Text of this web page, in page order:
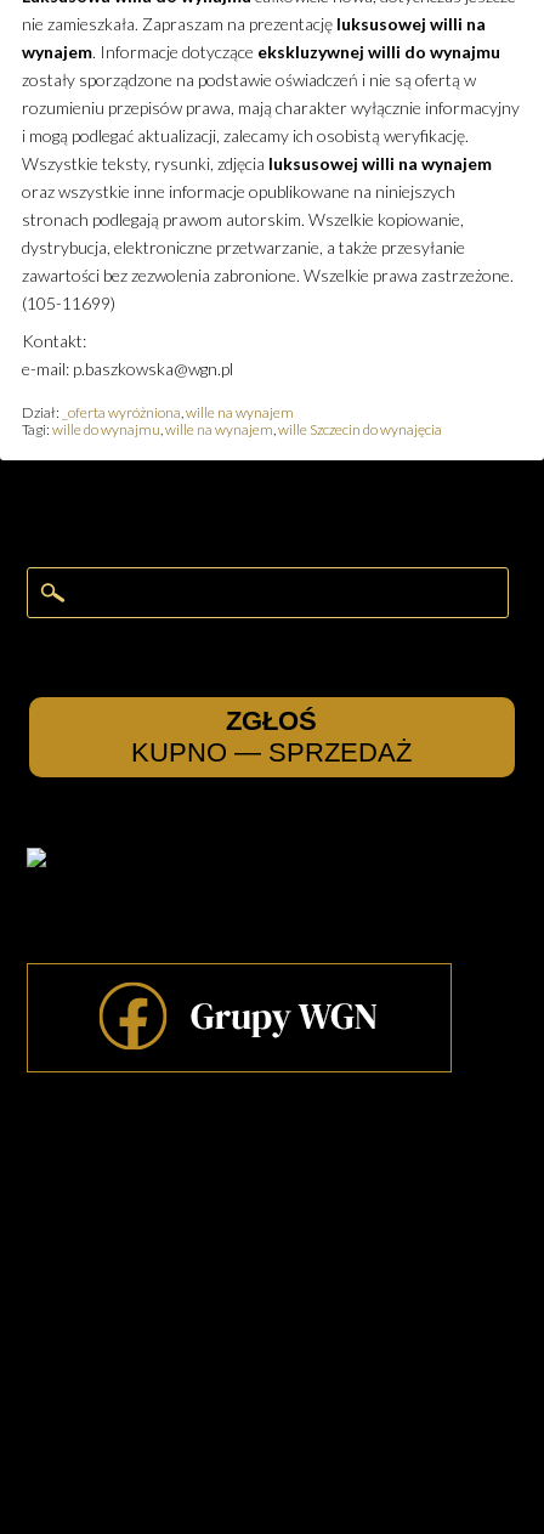
nie zamieszkała. Zapraszam na prezentację luksusowej willi na
wynajem. Informacje dotyczące ekskluzywnej willi do wynajmu
zostały sporządzone na podstawie oświadczeń i nie są ofertą w
rozumieniu przepisów prawa, mają charakter wyłącznie informacyjny
i mogą podlegać aktualizacji, zalecamy ich osobistą weryfikację.
Wszystkie teksty, rysunki, zdjęcia luksusowej willi na wynajem
oraz wszystkie inne informacje opublikowane na niniejszych
stronach podlegają prawom autorskim. Wszelkie kopiowanie,
dystrybucja, elektroniczne przetwarzanie, a także przesyłanie
zawartości bez zezwolenia zabronione. Wszelkie prawa zastrzeżone.
(105-11699)
Kontakt:
e-mail: p.baszkowska@wgn.pl
Dział: _oferta wyróżniona wille na wynajem
Tagi: wille do wynajmu wille na wynajem wille Szczecin do wynajęcia
ZGŁOŚ
KUPNO — SPRZEDAŻ